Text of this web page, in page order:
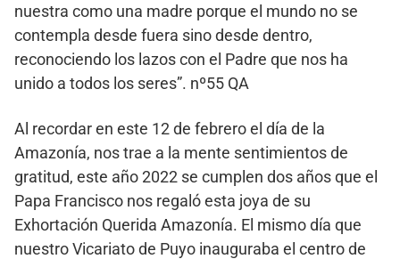
nuestra como una madre porque el mundo no se
contempla desde fuera sino desde dentro,
reconociendo los lazos con el Padre que nos ha
unido a todos los seres”. nº55 QA
Al recordar en este 12 de febrero el día de la
Amazonía, nos trae a la mente sentimientos de
gratitud, este año 2022 se cumplen dos años que el
Papa Francisco nos regaló esta joya de su
Exhortación Querida Amazonía. El mismo día que
nuestro Vicariato de Puyo inauguraba el centro de